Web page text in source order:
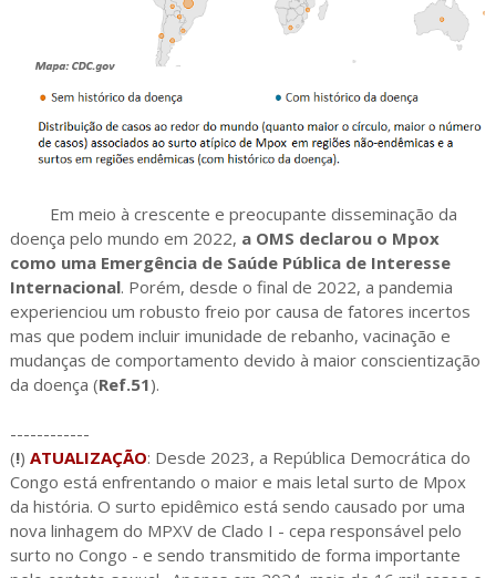
Em meio à crescente e preocupante disseminação da
doença pelo mundo em 2022, a OMS declarou o Mpox
como uma Emergência de Saúde Pública de Interesse
Internacional. Porém, desde o final de 2022, a pandemia
experienciou um robusto freio por causa de fatores incertos
mas que podem incluir imunidade de rebanho, vacinação e
mudanças de comportamento devido à maior conscientização
da doença (Ref.51).
------------
(!) ATUALIZAÇÃO: Desde 2023, a República Democrática do
Congo está enfrentando o maior e mais letal surto de Mpox
da história. O surto epidêmico está sendo causado por uma
nova linhagem do MPXV de Clado I - cepa responsável pelo
surto no Congo - e sendo transmitido de forma importante